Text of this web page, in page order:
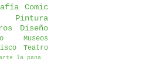
Comic
Pintura
Diseño
Museos
Teatro
la pana